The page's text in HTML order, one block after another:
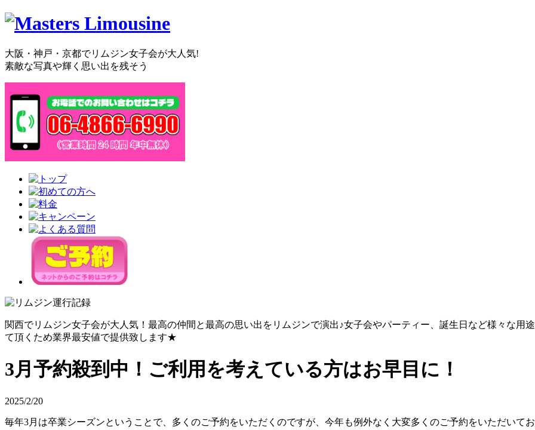
大阪・神戸・京都でリムジン女子会が大人気!
素敵な写真や輝く思い出を残そう
関西でリムジン女子会が大人気！最高の仲間と最高の思い出をリムジンで演出♪女子会やパーティー、誕生日など様々な用
て頂くため業界最安値で提供致します★
3月予約殺到中！ご利用を考えている方はお早目に！
2025/2/20
毎年3月は卒業シーズンということで、多くのご予約をいただくのですが、今年も例外なく大変多くのご予約をいただいて